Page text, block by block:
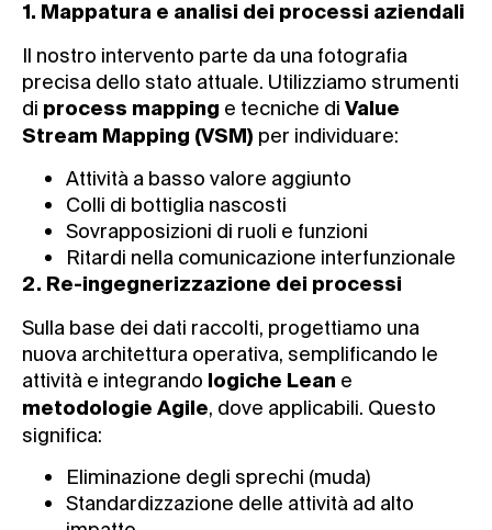
1. Mappatura e analisi dei processi aziendali
Il nostro intervento parte da una fotografia
precisa dello stato attuale. Utilizziamo strumenti
di process mapping e tecniche di Value
Stream Mapping (VSM) per individuare:
Attività a basso valore aggiunto
Colli di bottiglia nascosti
Sovrapposizioni di ruoli e funzioni
Ritardi nella comunicazione interfunzionale
2. Re-ingegnerizzazione dei processi
Sulla base dei dati raccolti, progettiamo una
nuova architettura operativa, semplificando le
attività e integrando
logiche Lean e
metodologie Agile, dove applicabili. Questo
significa:
Eliminazione degli sprechi (muda)
Standardizzazione delle attività ad alto